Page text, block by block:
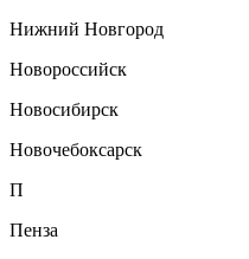
Нижний Новгород
Новороссийск
Новосибирск
Новочебоксарск
П
Пенза